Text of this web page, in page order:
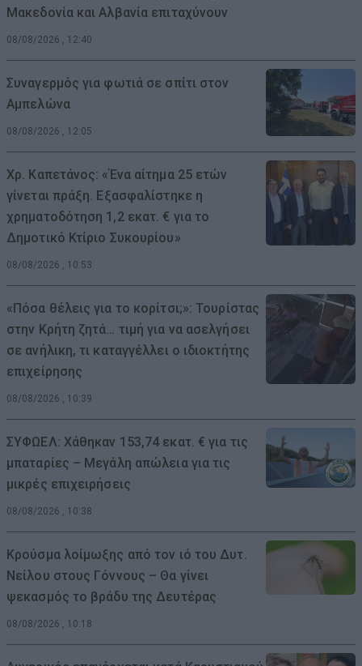
Μακεδονία και Αλβανία επιταχύνουν
08/08/2026 , 12:40
Συναγερμός για φωτιά σε σπίτι στον
Αμπελώνα
08/08/2026 , 12:05
Χρ. Καπετάνος: «Ένα αίτημα 25 ετών
γίνεται πράξη. Εξασφαλίστηκε η
χρηματοδότηση 1,2 εκατ. € για το
Δημοτικό Κτίριο Συκουρίου»
08/08/2026 , 10:53
«Πόσα θέλεις για το κορίτσι;»: Τουρίστας
στην Κρήτη ζητά… τιμή για να ασελγήσει
σε ανήλικη, τι καταγγέλλει ο ιδιοκτήτης
επιχείρησης
08/08/2026 , 10:39
ΣΥΦΩΕΛ: Χάθηκαν 153,74 εκατ. € για τις
μπαταρίες – Μεγάλη απώλεια για τις
μικρές επιχειρήσεις
08/08/2026 , 10:38
Κρούσμα λοίμωξης από τον ιό του Δυτ.
Νείλου στους Γόννους – Θα γίνει
ψεκασμός το βράδυ της Δευτέρας
08/08/2026 , 10:18